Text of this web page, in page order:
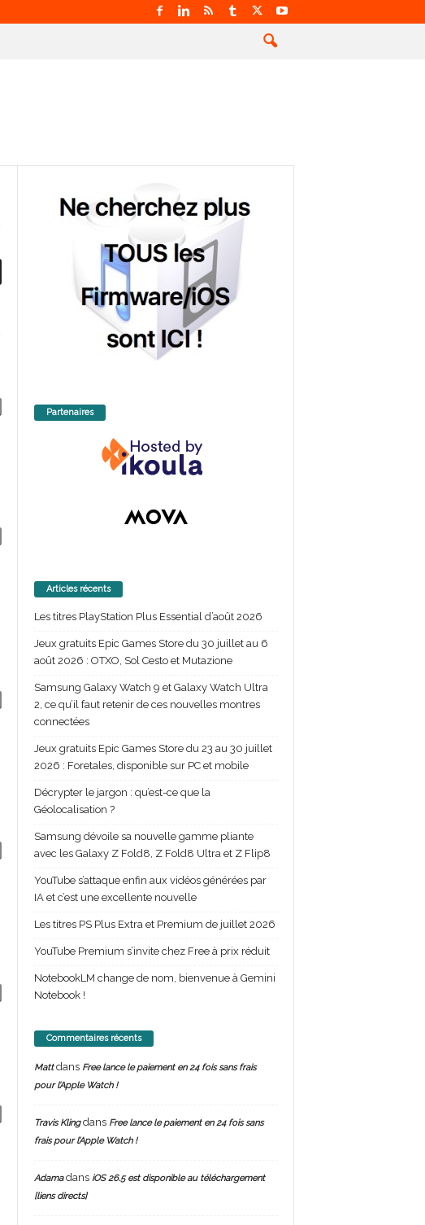
Partenaires
Articles récents
Les titres PlayStation Plus Essential d’août 2026
Jeux gratuits Epic Games Store du 30 juillet au 6
août 2026 : OTXO, Sol Cesto et Mutazione
Samsung Galaxy Watch 9 et Galaxy Watch Ultra
2, ce qu’il faut retenir de ces nouvelles montres
connectées
Jeux gratuits Epic Games Store du 23 au 30 juillet
2026 : Foretales, disponible sur PC et mobile
Décrypter le jargon : qu’est-ce que la
Géolocalisation ?
Samsung dévoile sa nouvelle gamme pliante
avec les Galaxy Z Fold8, Z Fold8 Ultra et Z Flip8
YouTube s’attaque enfin aux vidéos générées par
IA et c’est une excellente nouvelle
Les titres PS Plus Extra et Premium de juillet 2026
YouTube Premium s’invite chez Free à prix réduit
NotebookLM change de nom, bienvenue à Gemini
Notebook !
Commentaires récents
Mattdans Free lance le paiement en 24 fois sans frais
pour l’Apple Watch !
Travis Klingdans Free lance le paiement en 24 fois sans
frais pour l’Apple Watch !
Adamadans iOS 26.5 est disponible au téléchargement
[liens directs]